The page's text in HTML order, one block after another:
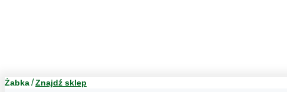
Żabka Znajdź sklep